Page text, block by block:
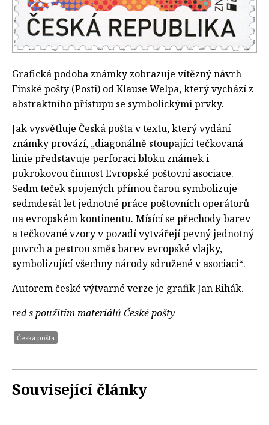
Grafická podoba známky zobrazuje vítězný návrh
Finské pošty (Posti) od Klause Welpa, který vychází z
abstraktního přístupu se symbolickými prvky.
Jak vysvětluje Česká pošta v textu, který vydání
známky provází, „diagonálně stoupající tečkovaná
linie představuje perforaci bloku známek i
pokrokovou činnost Evropské poštovní asociace.
Sedm teček spojených přímou čarou symbolizuje
sedmdesát let jednotné práce poštovních operátorů
na evropském kontinentu. Mísící se přechody barev
a tečkované vzory v pozadí vytvářejí pevný jednotný
povrch a pestrou směs barev evropské vlajky,
symbolizující všechny národy sdružené v asociaci“.
Autorem české výtvarné verze je grafik Jan Rihák.
red s použitím materiálů České pošty
Česká pošta
Související články